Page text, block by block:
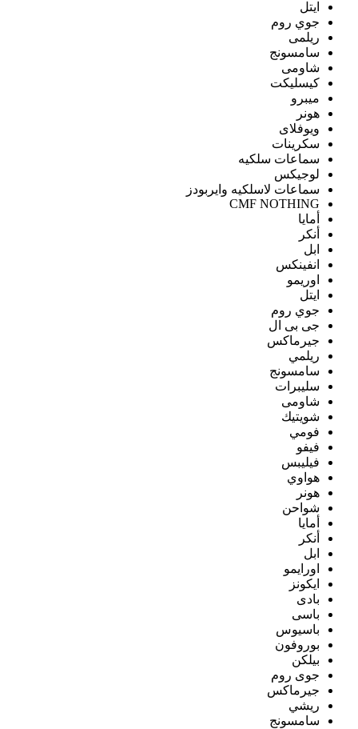
ايتل
جوي روم
ريلمى
سامسونج
شاومى
كيسليكت
ميبرو
هونر
ويوفلاى
سكرينات
سماعات سلكيه
لوجيكس
سماعات لاسلكيه وايربودز
CMF NOTHING
أمايا
أنكر
ابل
انفينكس
اوريمو
ايتل
جوي روم
جى بى ال
جيرماكس
ريلمي
سامسونج
سليبرات
شاومى
شويتيك
فومي
فيفو
فيليبس
هواوي
هونر
شواحن
أمايا
أنكر
ابل
اورايمو
ايكونز
بادى
باسى
باسيوس
بوروفون
بيلكن
جوى روم
جيرماكس
ريشي
سامسونج